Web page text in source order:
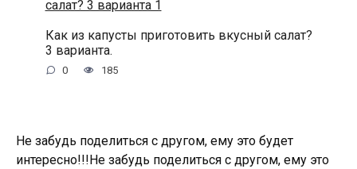
Как из капусты приготовить вкусный салат?
3 варианта.
0 185
Не забудь поделиться с другом, ему это будет
интересно!!!Не забудь поделиться с другом, ему это